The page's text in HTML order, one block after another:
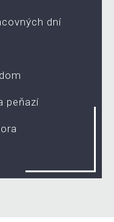
dní
peňazí